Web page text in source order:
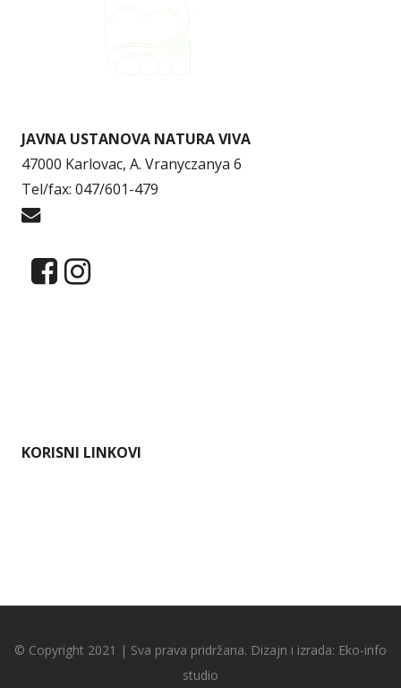
JAVNA USTANOVA NATURA VIVA
47000 Karlovac, A. Vranyczanya 6
Tel/fax: 047/601-479
KORISNI LINKOVI
© Copyright 2021 | Sva prava pridržana. Dizajn i izrada: Eko-info
studio